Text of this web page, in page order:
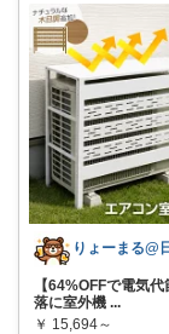
【64%OFFで電気
落に室外機 ...
￥ 15,694～